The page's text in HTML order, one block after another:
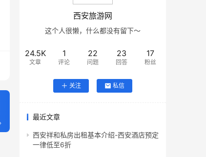
西安旅游网
这个人很懒，什么都没有留下～
24.5K
文章
1
评论
22
问题
23
回答
17
粉丝
关注 私信
最近文章
西安祥和私房出租基本介绍-西安酒店预定
一律低至6折